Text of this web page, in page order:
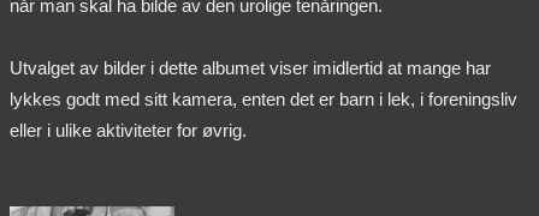
når man skal ha bilde av den urolige tenåringen.
Utvalget av bilder i dette albumet viser imidlertid at mange har
lykkes godt med sitt kamera, enten det er barn i lek, i foreningsliv
eller i ulike aktiviteter for øvrig.